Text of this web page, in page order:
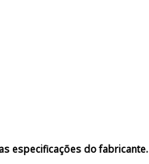
especificações do fabricante.